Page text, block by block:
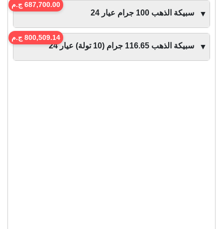
▼ سبيكة الذهب 100 جرام عيار 24
687,700.00 ج.م
▼ سبيكة الذهب 116.65 جرام (10 تولة) عيار 24
800,509.14 ج.م